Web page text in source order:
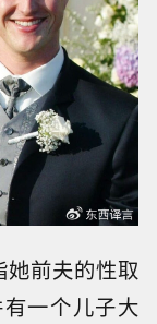
她前夫的性取
一个儿子大